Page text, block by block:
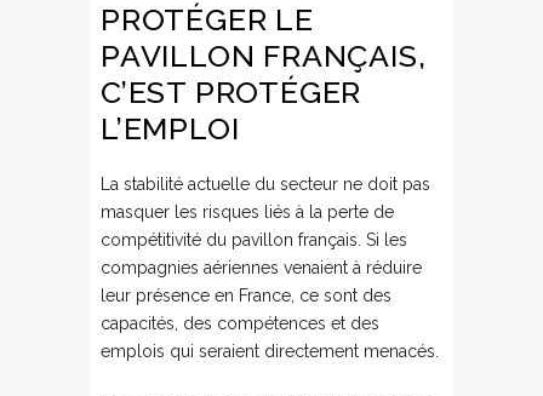
PROTÉGER LE
PAVILLON FRANÇAIS,
C’EST PROTÉGER
L’EMPLOI
La stabilité actuelle du secteur ne doit pas
masquer les risques liés à la perte de
compétitivité du pavillon français. Si les
compagnies aériennes venaient à réduire
leur présence en France, ce sont des
capacités, des compétences et des
emplois qui seraient directement menacés.